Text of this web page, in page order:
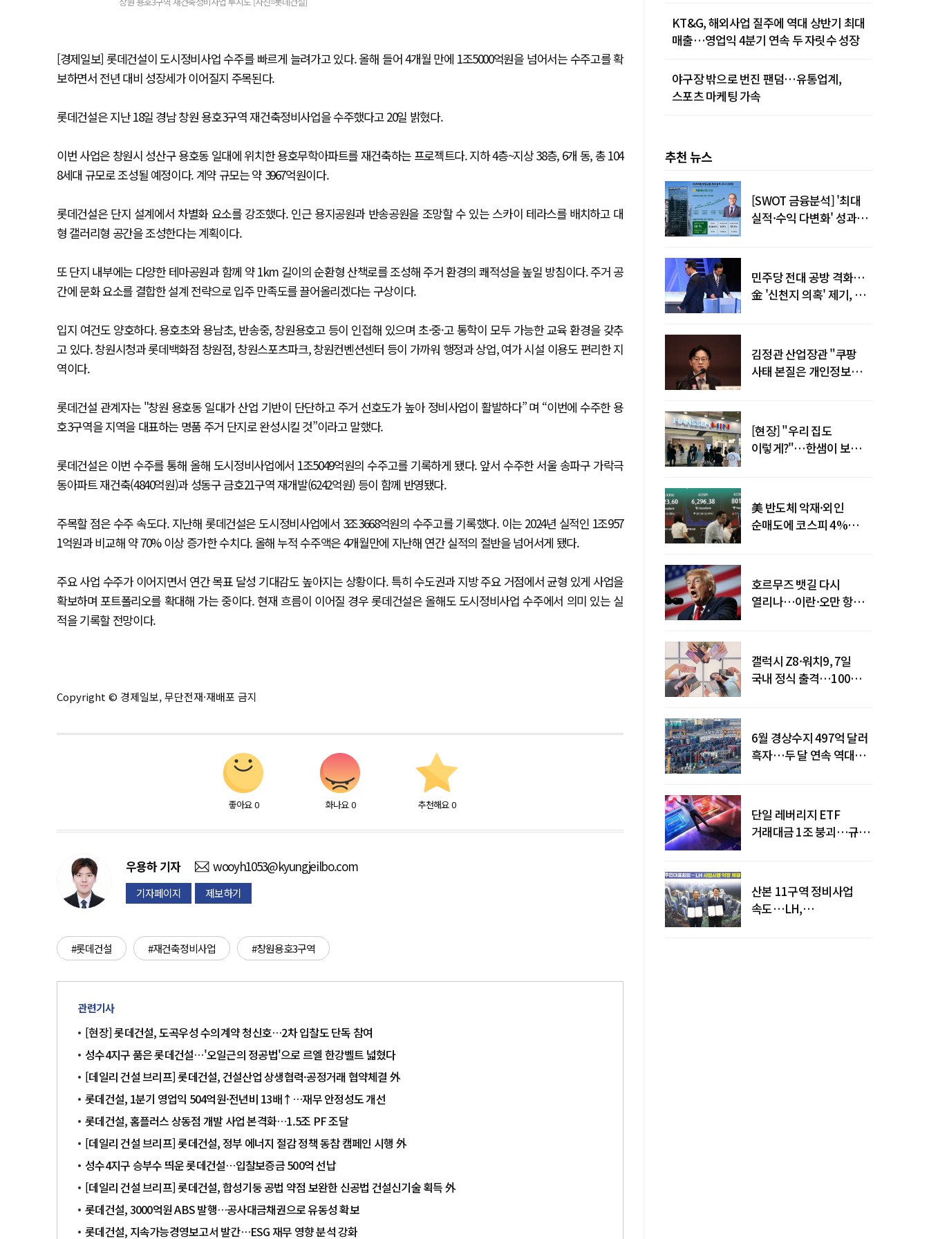
[경제일보] 롯데건설이 도시정비사업 수주를 빠르게 늘려가고 있다. 올해 들어 4개월 만에 1조5000억원을 넘어서는 수주고를 확
보하면서 전년 대비 성장세가 이어질지 주목된다.
롯데건설은 지난 18일 경남 창원 용호3구역 재건축정비사업을 수주했다고 20일 밝혔다.
이번 사업은 창원시 성산구 용호동 일대에 위치한 용호무학아파트를 재건축하는 프로젝트다. 지하 4층~지상 38층, 6개 동, 총 104
8세대 규모로 조성될 예정이다. 계약 규모는 약 3967억원이다.
롯데건설은 단지 설계에서 차별화 요소를 강조했다. 인근 용지공원과 반송공원을 조망할 수 있는 스카이 테라스를 배치하고 대
형 갤러리형 공간을 조성한다는 계획이다.
또 단지 내부에는 다양한 테마공원과 함께 약 1km 길이의 순환형 산책로를 조성해 주거 환경의 쾌적성을 높일 방침이다. 주거 공
간에 문화 요소를 결합한 설계 전략으로 입주 만족도를 끌어올리겠다는 구상이다.
입지 여건도 양호하다. 용호초와 용남초, 반송중, 창원용호고 등이 인접해 있으며 초·중·고 통학이 모두 가능한 교육 환경을 갖추
고 있다. 창원시청과 롯데백화점 창원점, 창원스포츠파크, 창원컨벤션센터 등이 가까워 행정과 상업, 여가 시설 이용도 편리한 지
역이다.
롯데건설 관계자는 "창원 용호동 일대가 산업 기반이 단단하고 주거 선호도가 높아 정비사업이 활발하다” 며 “이번에 수주한 용
호3구역을 지역을 대표하는 명품 주거 단지로 완성시킬 것”이라고 말했다.
롯데건설은 이번 수주를 통해 올해 도시정비사업에서 1조5049억원의 수주고를 기록하게 됐다. 앞서 수주한 서울 송파구 가락극
동아파트 재건축(4840억원)과 성동구 금호21구역 재개발(6242억원) 등이 함께 반영됐다.
주목할 점은 수주 속도다. 지난해 롯데건설은 도시정비사업에서 3조3668억원의 수주고를 기록했다. 이는 2024년 실적인 1조957
1억원과 비교해 약 70% 이상 증가한 수치다. 올해 누적 수주액은 4개월만에 지난해 연간 실적의 절반을 넘어서게 됐다.
주요 사업 수주가 이어지면서 연간 목표 달성 기대감도 높아지는 상황이다. 특히 수도권과 지방 주요 거점에서 균형 있게 사업을
확보하며 포트폴리오를 확대해 가는 중이다. 현재 흐름이 이어질 경우 롯데건설은 올해도 도시정비사업 수주에서 의미 있는 실
적을 기록할 전망이다.
Copyright © 경제일보, 무단전재·재배포 금지
좋아요 0 화나요 0 추천해요 0
우용하기자 wooyh1053@kyungjeilbo.com
기자페이지 제보하기
#롯데건설 #재건축정비사업 #창원용호3구역
관련기사
[현장] 롯데건설, 도곡우성 수의계약 청신호…2차 입찰도 단독 참여
성수4지구 품은 롯데건설…'오일근의 정공법'으로 르엘 한강벨트 넓혔다
[데일리 건설 브리프] 롯데건설, 건설산업 상생협력·공정거래 협약체결 外
롯데건설, 1분기 영업익 504억원·전년비 13배↑…재무 안정성도 개선
롯데건설, 홈플러스 상동점 개발 사업 본격화…1.5조 PF 조달
[데일리 건설 브리프] 롯데건설, 정부 에너지 절감 정책 동참 캠페인 시행 外
성수4지구 승부수 띄운 롯데건설…입찰보증금 500억 선납
[데일리 건설 브리프] 롯데건설, 합성기둥 공법 약점 보완한 신공법 건설신기술 획득 外
롯데건설, 3000억원 ABS 발행…공사대금채권으로 유동성 확보
롯데건설, 지속가능경영보고서 발간…ESG 재무 영향 분석 강화
KT&G, 해외사업 질주에 역대 상반기 최대
매출…영업익 4분기 연속 두 자릿수 성장
야구장 밖으로 번진 팬덤…유통업계,
스포츠 마케팅 가속
추천 뉴스
[SWOT 금융분석] '최대
실적·수익 다변화' 성과…
민주당 전대 공방 격화…
金 '신천지 의혹' 제기, 鄭
김정관 산업장관 "쿠팡
사태 본질은 개인정보
[현장] "우리 집도
이렇게?"…한샘이 보여준
美 반도체 악재·외인
순매도에 코스피 4%
호르무즈 뱃길 다시
열리나…이란·오만 항로
갤럭시 Z8·워치9, 7일
국내 정식 출격…100개국
6월 경상수지 497억 달러
흑자…두 달 연속 역대
단일 레버리지 ETF
거래대금 1조 붕괴…규제
산본 11구역 정비사업
속도…LH,